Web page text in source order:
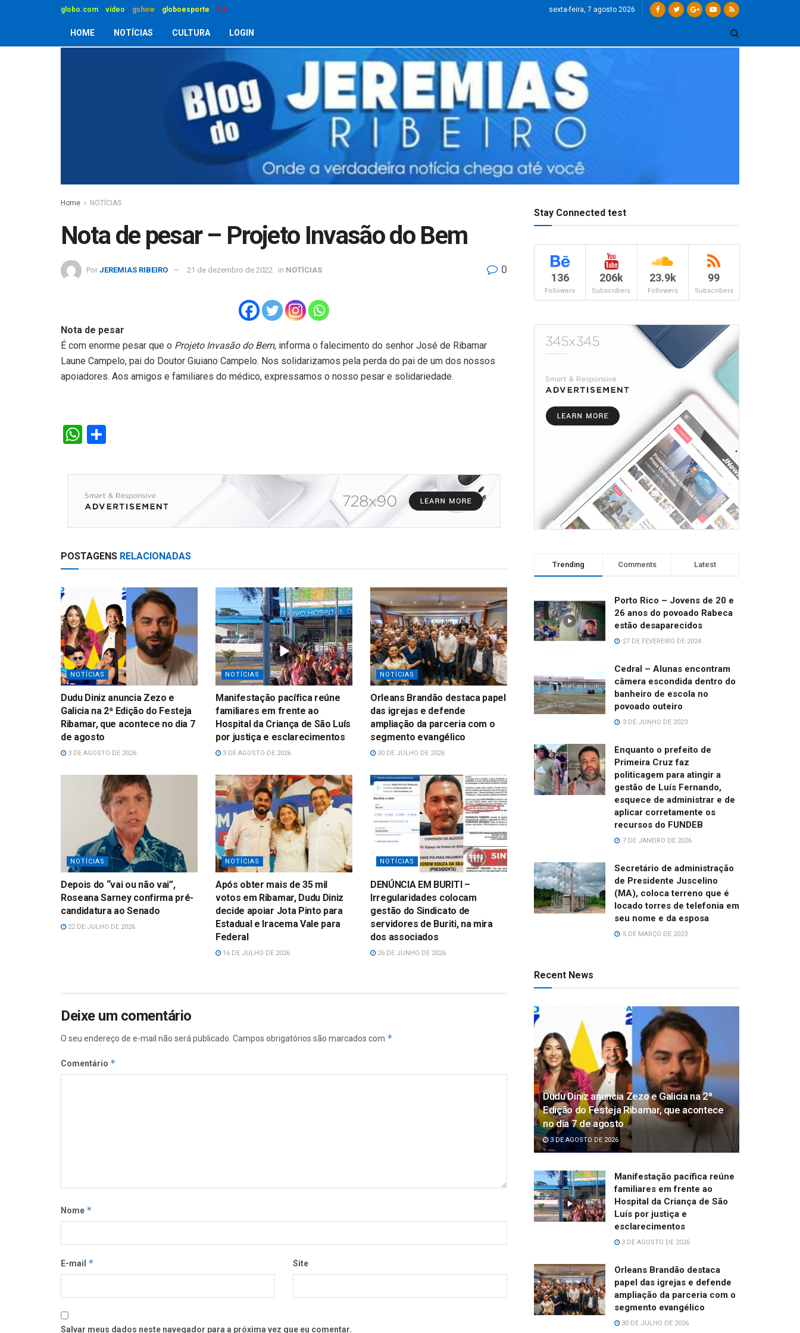
globo.com vídeo gshow globoesporte G1 sexta-feira, 7 agosto 2026
HOME NOTÍCIAS CULTURA LOGIN
Home NOTÍCIAS
Nota de pesar – Projeto Invasão do Bem
Por JEREMIAS RIBEIRO 21 de dezembro de 2022 in NOTÍCIAS 0
Nota de pesar
É com enorme pesar que o Projeto Invasão do Bem, informa o falecimento do senhor José de Ribamar
Laune Campelo, pai do Doutor Giuiano Campelo. Nos solidarizamos pela perda do pai de um dos nossos
apoiadores. Aos amigos e familiares do médico, expressamos o nosso pesar e solidariedade.
W
at
s
A
p
p
ar
e
POSTAGENS RELACIONADAS
NOTÍCIAS
Dudu Diniz anuncia Zezo e
Galicia na 2ª Edição do Festeja
Ribamar, que acontece no dia 7
de agosto
3 DE AGOSTO DE 2026
NOTÍCIAS
Manifestação pacífica reúne
familiares em frente ao
Hospital da Criança de São Luís
por justiça e esclarecimentos
3 DE AGOSTO DE 2026
NOTÍCIAS
Orleans Brandão destaca papel
das igrejas e defende
ampliação da parceria com o
segmento evangélico
30 DE JULHO DE 2026
NOTÍCIAS
Depois do “vai ou não vai”,
Roseana Sarney confirma pré-
candidatura ao Senado
22 DE JULHO DE 2026
NOTÍCIAS
Após obter mais de 35 mil
votos em Ribamar, Dudu Diniz
decide apoiar Jota Pinto para
Estadual e Iracema Vale para
Federal
16 DE JULHO DE 2026
NOTÍCIAS
DENÚNCIA EM BURITI –
Irregularidades colocam
gestão do Sindicato de
servidores de Buriti, na mira
dos associados
26 DE JUNHO DE 2026
Deixe um comentário
O seu endereço de e-mail não será publicado. Campos obrigatórios são marcados com *
Comentário *
Nome *
E-mail * Site
Salvar meus dados neste navegador para a próxima vez que eu comentar.
Stay Connected test
136
Followers
206k
Subscribers
23.9k
Followers
99
Subscribers
Trending Comments Latest
Porto Rico – Jovens de 20 e
26 anos do povoado Rabeca
estão desaparecidos
27 DE FEVEREIRO DE 2024
Cedral – Alunas encontram
câmera escondida dentro do
banheiro de escola no
povoado outeiro
3 DE JUNHO DE 2023
Enquanto o prefeito de
Primeira Cruz faz
politicagem para atingir a
gestão de Luís Fernando,
esquece de administrar e de
aplicar corretamente os
recursos do FUNDEB
7 DE JANEIRO DE 2026
Secretário de administração
de Presidente Juscelino
(MA), coloca terreno que é
locado torres de telefonia em
seu nome e da esposa
5 DE MARÇO DE 2023
Recent News
Dudu Diniz anuncia Zezo e Galicia na 2ª
Edição do Festeja Ribamar, que acontece
no dia 7 de agosto
3 DE AGOSTO DE 2026
Manifestação pacífica reúne
familiares em frente ao
Hospital da Criança de São
Luís por justiça e
esclarecimentos
3 DE AGOSTO DE 2026
Orleans Brandão destaca
papel das igrejas e defende
ampliação da parceria com o
segmento evangélico
30 DE JULHO DE 2026